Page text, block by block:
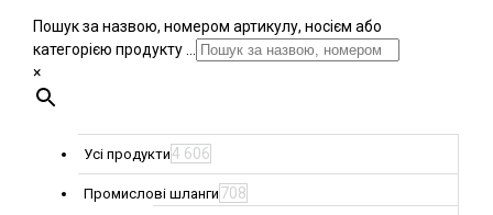
Пошук за назвою, номером артикулу, носієм або
категорією продукту ...
×
Усі продукти4 606
Промислові шланги 708